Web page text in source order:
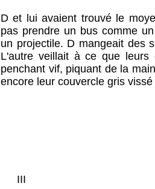
D et lui avaient trouvé le
pas prendre un bus comme
un projectile. D mangeait des
L'autre veillait à ce que leurs
penchant vif, piquant de la
encore leur couvercle gris
III